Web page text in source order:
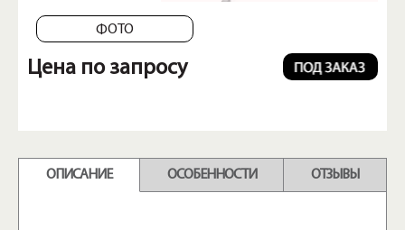
ФОТО
Цена по запросу
ОПИСАНИЕ ОСОБЕННОСТИ ОТЗЫВЫ